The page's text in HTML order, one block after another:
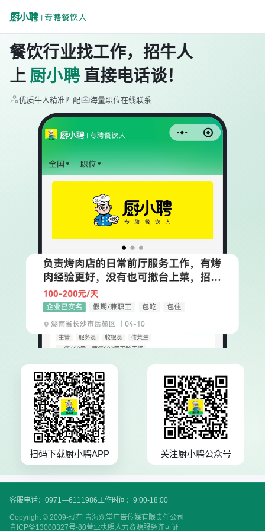
餐饮行业找工作，招牛人
上 厨小聘 直接电话谈！
优质牛人精准匹配 海量职位在线联系
扫码下载厨小聘APP 关注厨小聘公众号
客服电话：0971—6111986工作时间：9:00-18:00
Copyright © 2009-现在 青海观堂广告传媒有限责任公司
青ICP备13000327号-80营业执照人力资源服务许可证